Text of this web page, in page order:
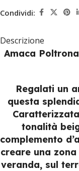
Condividi:
Descrizione
Amaca
Regalati un
questa
tonalità
complemento
creare una
veranda, sul